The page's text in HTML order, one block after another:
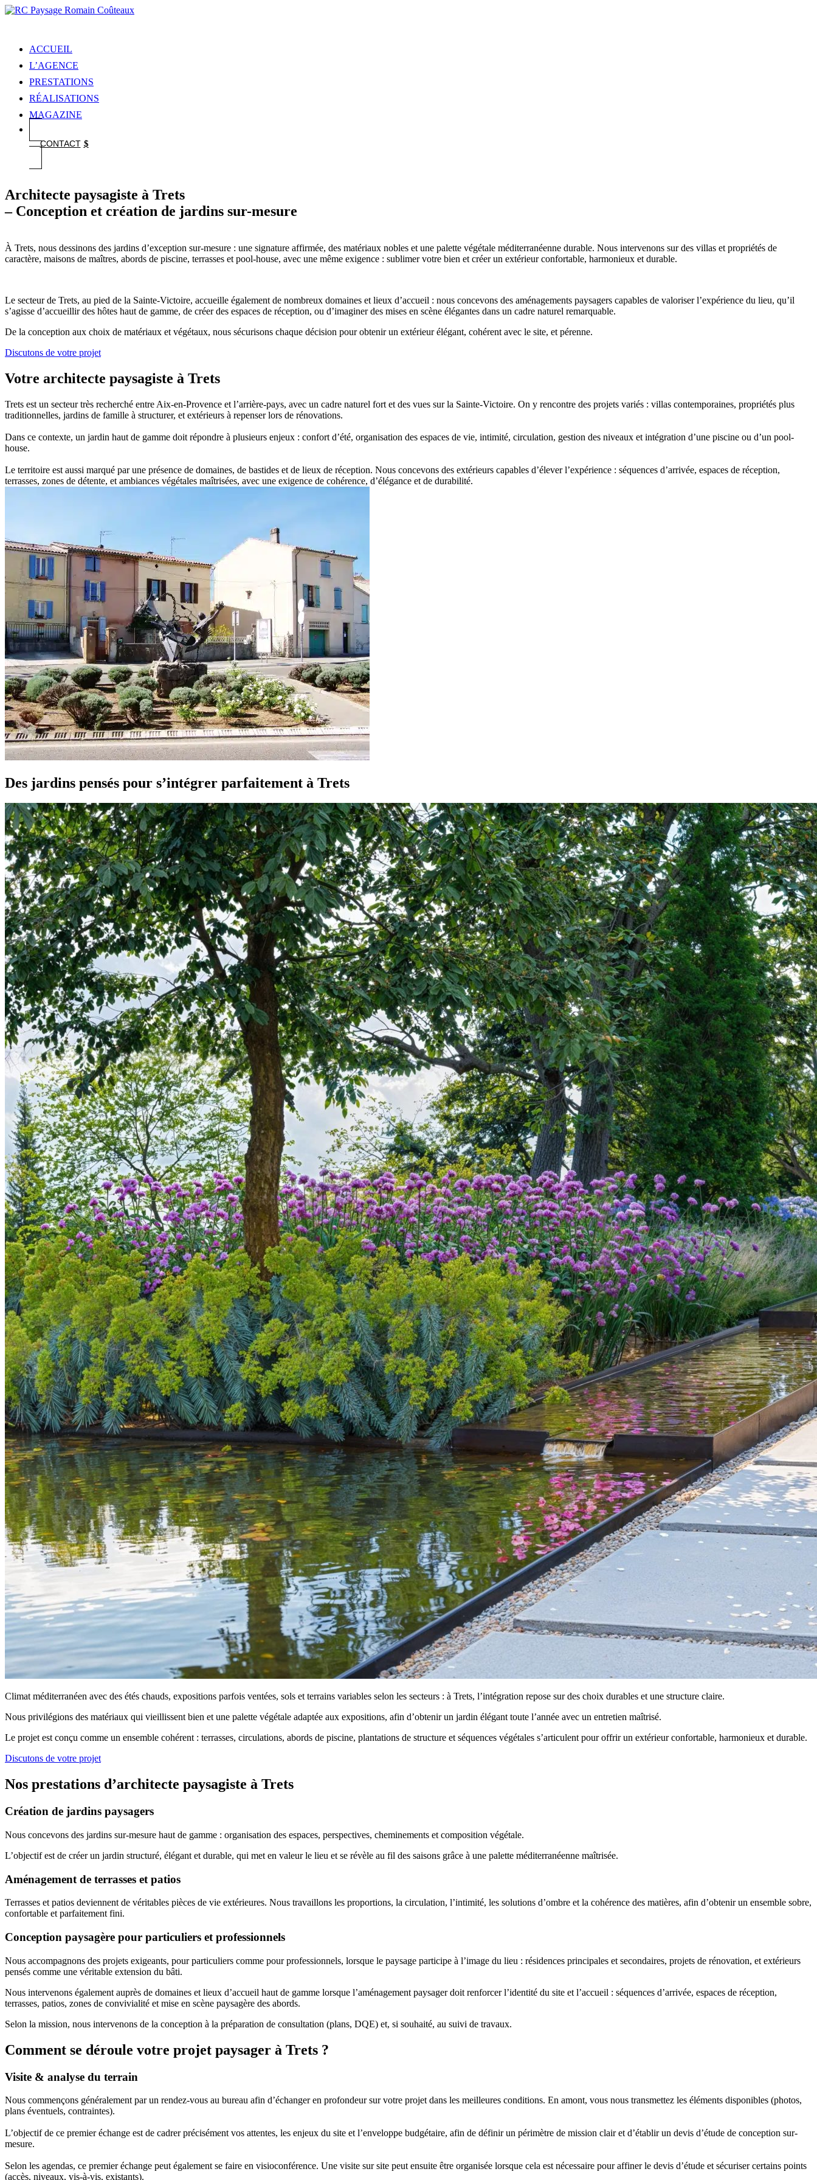
ACCUEIL
L’AGENCE
PRESTATIONS
RÉALISATIONS
MAGAZINE
CONTACT
Architecte paysagiste à Trets
– Conception et création de jardins sur-mesure
À Trets, nous dessinons des jardins d’exception sur-mesure : une signature affirmée, des matériaux nobles et une palette végétale méditerranéenne durable. Nous intervenons sur des villas et propriétés de
caractère, maisons de maîtres, abords de piscine, terrasses et pool-house, avec une même exigence : sublimer votre bien et créer un extérieur confortable, harmonieux et durable.
Le secteur de Trets, au pied de la Sainte-Victoire, accueille également de nombreux domaines et lieux d’accueil : nous concevons des aménagements paysagers capables de valoriser l’expérience du lieu, qu’il
s’agisse d’accueillir des hôtes haut de gamme, de créer des espaces de réception, ou d’imaginer des mises en scène élégantes dans un cadre naturel remarquable.
De la conception aux choix de matériaux et végétaux, nous sécurisons chaque décision pour obtenir un extérieur élégant, cohérent avec le site, et pérenne.
Discutons de votre projet
Votre architecte paysagiste à Trets
Trets est un secteur très recherché entre Aix-en-Provence et l’arrière-pays, avec un cadre naturel fort et des vues sur la Sainte-Victoire. On y rencontre des projets variés : villas contemporaines, propriétés plus
traditionnelles, jardins de famille à structurer, et extérieurs à repenser lors de rénovations.
Dans ce contexte, un jardin haut de gamme doit répondre à plusieurs enjeux : confort d’été, organisation des espaces de vie, intimité, circulation, gestion des niveaux et intégration d’une piscine ou d’un pool-
house.
Le territoire est aussi marqué par une présence de domaines, de bastides et de lieux de réception. Nous concevons des extérieurs capables d’élever l’expérience : séquences d’arrivée, espaces de réception,
terrasses, zones de détente, et ambiances végétales maîtrisées, avec une exigence de cohérence, d’élégance et de durabilité.
Des jardins pensés pour s’intégrer parfaitement à Trets
Climat méditerranéen avec des étés chauds, expositions parfois ventées, sols et terrains variables selon les secteurs : à Trets, l’intégration repose sur des choix durables et une structure claire.
Nous privilégions des matériaux qui vieillissent bien et une palette végétale adaptée aux expositions, afin d’obtenir un jardin élégant toute l’année avec un entretien maîtrisé.
Le projet est conçu comme un ensemble cohérent : terrasses, circulations, abords de piscine, plantations de structure et séquences végétales s’articulent pour offrir un extérieur confortable, harmonieux et durable.
Discutons de votre projet
Nos prestations d’architecte paysagiste à Trets
Création de jardins paysagers
Nous concevons des jardins sur-mesure haut de gamme : organisation des espaces, perspectives, cheminements et composition végétale.
L’objectif est de créer un jardin structuré, élégant et durable, qui met en valeur le lieu et se révèle au fil des saisons grâce à une palette méditerranéenne maîtrisée.
Aménagement de terrasses et patios
Terrasses et patios deviennent de véritables pièces de vie extérieures. Nous travaillons les proportions, la circulation, l’intimité, les solutions d’ombre et la cohérence des matières, afin d’obtenir un ensemble sobre,
confortable et parfaitement fini.
Conception paysagère pour particuliers et professionnels
Nous accompagnons des projets exigeants, pour particuliers comme pour professionnels, lorsque le paysage participe à l’image du lieu : résidences principales et secondaires, projets de rénovation, et extérieurs
pensés comme une véritable extension du bâti.
Nous intervenons également auprès de domaines et lieux d’accueil haut de gamme lorsque l’aménagement paysager doit renforcer l’identité du site et l’accueil : séquences d’arrivée, espaces de réception,
terrasses, patios, zones de convivialité et mise en scène paysagère des abords.
Selon la mission, nous intervenons de la conception à la préparation de consultation (plans, DQE) et, si souhaité, au suivi de travaux.
Comment se déroule votre projet paysager à Trets ?
Visite & analyse du terrain
Nous commençons généralement par un rendez-vous au bureau afin d’échanger en profondeur sur votre projet dans les meilleures conditions. En amont, vous nous transmettez les éléments disponibles (photos,
plans éventuels, contraintes).
L’objectif de ce premier échange est de cadrer précisément vos attentes, les enjeux du site et l’enveloppe budgétaire, afin de définir un périmètre de mission clair et d’établir un devis d’étude de conception sur-
mesure.
Selon les agendas, ce premier échange peut également se faire en visioconférence. Une visite sur site peut ensuite être organisée lorsque cela est nécessaire pour affiner le devis d’étude et sécuriser certains points
(accès, niveaux, vis-à-vis, existants).